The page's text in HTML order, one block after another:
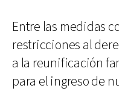
Entre las medidas
restricciones al
a la reunificación
para el ingreso de